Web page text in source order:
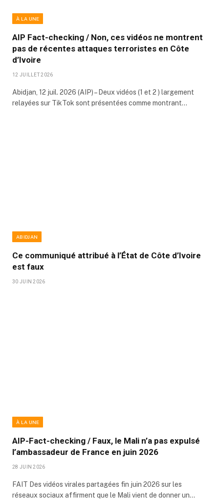
À LA UNE
AIP Fact-checking / Non, ces vidéos ne montrent
pas de récentes attaques terroristes en Côte
d’Ivoire
12 JUILLET 2026
Abidjan, 12 juil. 2026 (AIP) – Deux vidéos (1 et 2 ) largement
relayées sur TikTok sont présentées comme montrant…
ABIDJAN
Ce communiqué attribué à l’État de Côte d’Ivoire
est faux
30 JUIN 2026
À LA UNE
AIP-Fact-checking / Faux, le Mali n’a pas expulsé
l’ambassadeur de France en juin 2026
28 JUIN 2026
FAIT Des vidéos virales partagées fin juin 2026 sur les
réseaux sociaux affirment que le Mali vient de donner un…